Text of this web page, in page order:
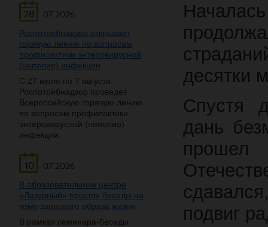
28
07.2026
Роспотребнадзор открывает
горячую линию по вопросам
профилактики энтеровирусной
(неполио) инфекции
С 27 июля по 7 августа
Роспотребнадзор проведет
Всероссийскую горячую линию
по вопросам профилактики
энтеровирусной (неполио)
инфекции.
10
07.2026
В образовательном центре
«Лазурный» прошли беседы на
тему здорового образа жизни
В рамках семинара-беседы
десятки
Спустя
дань
прошел
подвиг